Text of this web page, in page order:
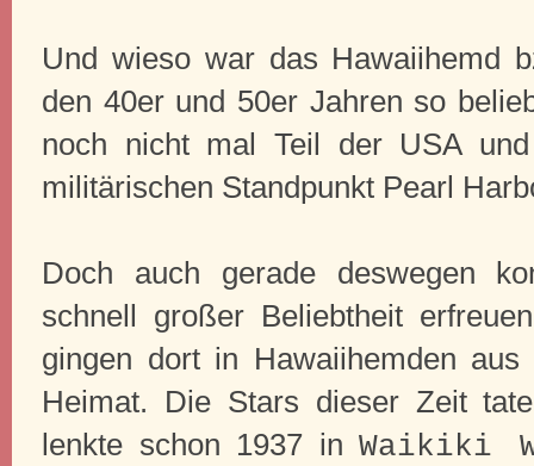
Und wieso war das Hawaiihemd
den 40er und 50er Jahren so
noch nicht mal Teil der USA
militärischen Standpunkt Pearl
Doch auch gerade deswegen
schnell großer Beliebtheit
gingen dort in Hawaiihemden
Heimat. Die Stars dieser Zeit
lenkte schon 1937 inWaikiki